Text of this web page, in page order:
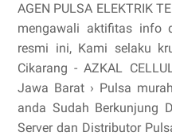
AGEN PULSA ELEKTRIK
mengawali aktifitas info
resmi ini, Kami selaku
Cikarang - AZKAL
Jawa Barat › Pulsa
anda Sudah Berkunjung
Server dan Distributor